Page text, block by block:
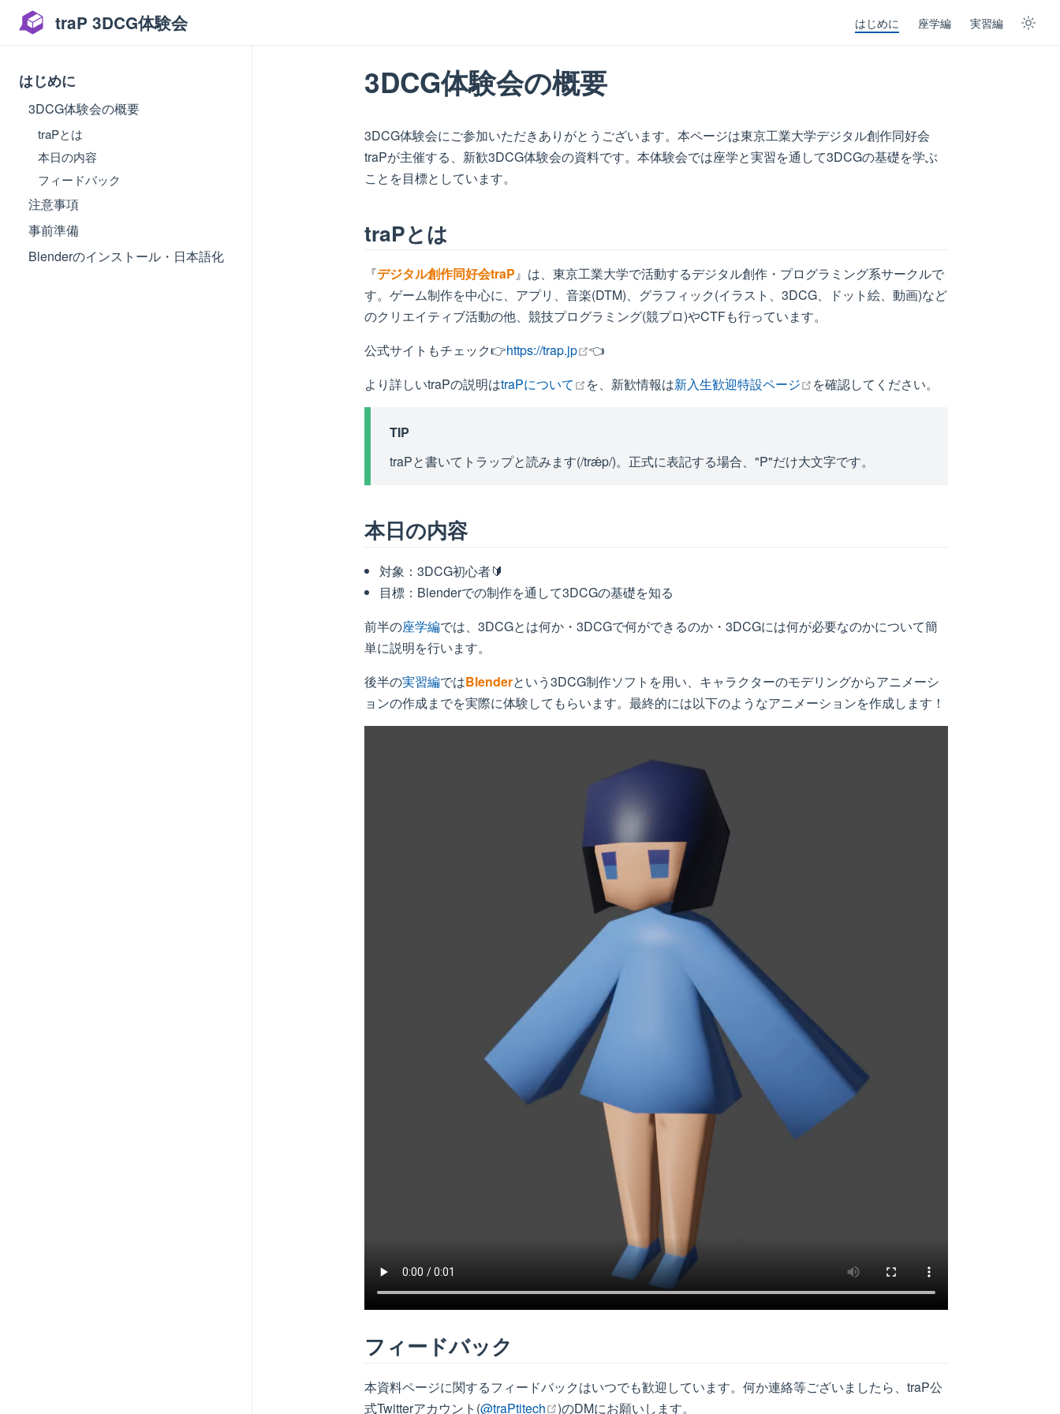
traP 3DCG体験会 はじめに 座学編 実習編
はじめに
3DCG体験会の概要
traPとは
本日の内容
フィードバック
注意事項
事前準備
Blenderのインストール・日本語化
3DCG体験会の概要
3DCG体験会にご参加いただきありがとうございます。本ページは東京工業大学デジタル創作同好会
traPが主催する、新歓3DCG体験会の資料です。本体験会では座学と実習を通して3DCGの基礎を学ぶ
ことを目標としています。
traPとは
『デジタル創作同好会traP』は、東京工業大学で活動するデジタル創作・プログラミング系サークルで
す。ゲーム制作を中心に、アプリ、音楽(DTM)、グラフィック(イラスト、3DCG、ドット絵、動画)など
のクリエイティブ活動の他、競技プログラミング(競プロ)やCTFも行っています。
公式サイトもチェック👉https://trap.jp open in new window
👈
より詳しいtraPの説明はtraPについて open in new window
を、新歓情報は新入生歓迎特設ページ open in new window
を確認してください。
TIP
traPと書いてトラップと読みます(/trǽp/)。正式に表記する場合、"P"だけ大文字です。
本日の内容
対象：3DCG初心者🔰
目標：Blenderでの制作を通して3DCGの基礎を知る
前半の座学編では、3DCGとは何か・3DCGで何ができるのか・3DCGには何が必要なのかについて簡
単に説明を行います。
後半の実習編ではBlenderという3DCG制作ソフトを用い、キャラクターのモデリングからアニメーシ
ョンの作成までを実際に体験してもらいます。最終的には以下のようなアニメーションを作成します！
フィードバック
本資料ページに関するフィードバックはいつでも歓迎しています。何か連絡等ございましたら、traP公
式Twitterアカウント(@traPtitech open in new window
)のDMにお願いします。